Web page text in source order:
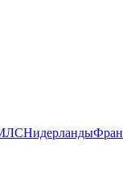
Нидерланды